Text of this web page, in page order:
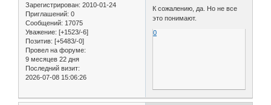
Зарегистрирован: 2010-01-24
Приглашений: 0
Сообщений: 17075
Уважение: [+1523/-6]
Позитив: [+5483/-0]
Провел на форуме:
9 месяцев 22 дня
Последний визит:
2026-07-08 15:06:26
К сожалению, да. Но не все
это понимают.
0